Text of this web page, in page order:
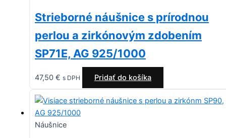
Strieborné náušnice s prírodnou
perlou a zirkónovým zdobením
SP71E, AG 925/1000
47,50 € s DPH Pridať do košíka
Náušnice